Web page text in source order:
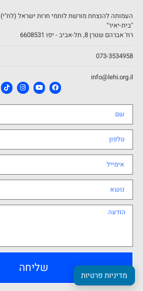
העמותה להנצחת מורשת לוחמי חרות ישראל (לח"י)
"בית-יאיר"
רח' אברהם שטרן 8, תל-אביב - יפו 6608531
073-3534958
info@lehi.org.il
שליחה מדיניות פרטיות